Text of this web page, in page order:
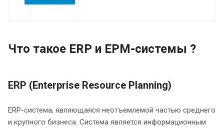
Что такое ERP и EPM-системы ?
ERP (Enterprise Resource Planning)
ERP-система, являющаяся неотъемлемой частью среднего
и крупного бизнеса. Система является информационным